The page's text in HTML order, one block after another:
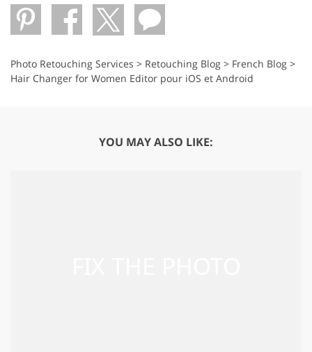
Photo Retouching Services > Retouching Blog > French Blog >
Hair Changer for Women Editor pour iOS et Android
YOU MAY ALSO LIKE: